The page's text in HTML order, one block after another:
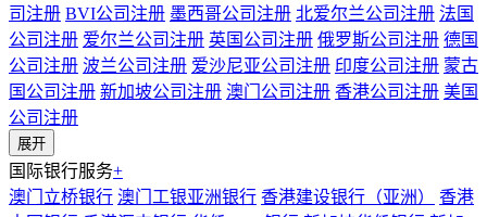
司注册 BVI公司注册 墨西哥公司注册 北爱尔兰公司注册 法国
公司注册 爱尔兰公司注册 英国公司注册 俄罗斯公司注册 德国
公司注册 波兰公司注册 爱沙尼亚公司注册 印度公司注册 蒙古
国公司注册 新加坡公司注册 澳门公司注册 香港公司注册 美国
公司注册
展开
国际银行服务+
澳门立桥银行 澳门工银亚洲银行 香港建设银行（亚洲）
香港